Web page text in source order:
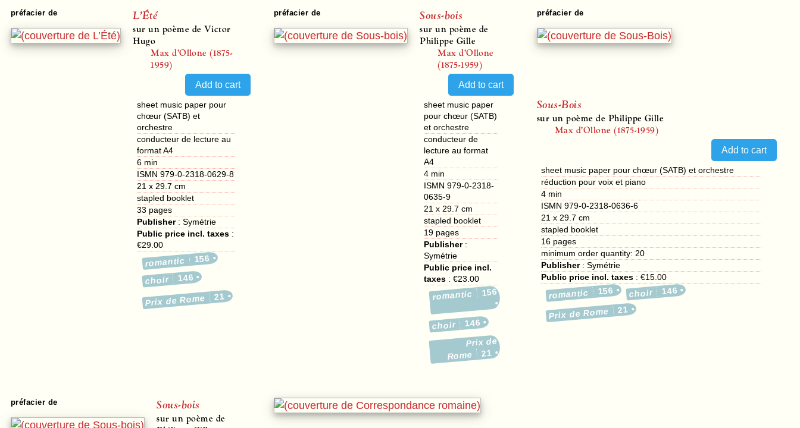
préfacier de L’Été
sur un poème de Victor
Hugo
Max d’Ollone (1875-
1959)
sheet music paper pour
chœur (SATB) et
orchestre
conducteur de lecture au
format A4
6 min
ISMN 979-0-2318-0629-8
21 x 29.7 cm
stapled booklet
33 pages
Publisher:Symétrie
Public price incl. taxes :
€29.00
romantic 156
choir 146
Prix de Rome 21
préfacier de Sous-bois
sur un poème de
Philippe Gille
Max d’Ollone
(1875-1959)
sheet music paper
pour chœur (SATB)
et orchestre
conducteur de
lecture au format
A4
4 min
ISMN 979-0-2318-
0635-9
21 x 29.7 cm
stapled booklet
19 pages
Publisher:
Symétrie
Public price incl.
taxes :€23.00
romantic 156
choir 146
Prix de
Rome 21
préfacier de
Sous-Bois
sur un poème de Philippe Gille
Max d’Ollone (1875-1959)
sheet music paper pour chœur (SATB) et orchestre
réduction pour voix et piano
4 min
ISMN 979-0-2318-0636-6
21 x 29.7 cm
stapled booklet
16 pages
minimum order quantity: 20
Publisher:Symétrie
Public price incl. taxes :€15.00
romantic 156 choir 146
Prix de Rome 21
préfacier de Sous-bois
sur un poème de